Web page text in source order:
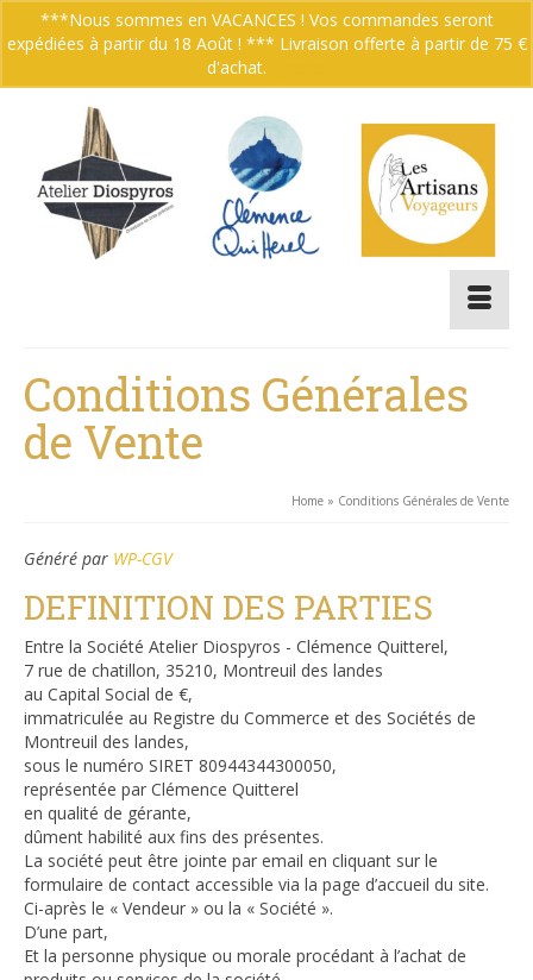
Votre panier 0.00€
Conditions Générales
de Vente
Home » Conditions Générales de Vente
Généré par WP-CGV
DEFINITION DES PARTIES
Entre la Société Atelier Diospyros - Clémence Quitterel,
7 rue de chatillon, 35210, Montreuil des landes
au Capital Social de €,
immatriculée au Registre du Commerce et des Sociétés de
Montreuil des landes,
sous le numéro SIRET 80944344300050,
représentée par Clémence Quitterel
en qualité de gérante,
dûment habilité aux fins des présentes.
La société peut être jointe par email en cliquant sur le
formulaire de contact accessible via la page d’accueil du site.
Ci-après le « Vendeur » ou la « Société ».
D’une part,
Et la personne physique ou morale procédant à l’achat de
***Nous sommes en VACANCES ! Vos commandes seront
expédiées à partir du 18 Août ! *** Livraison offerte à partir de 75 €
d'achat.